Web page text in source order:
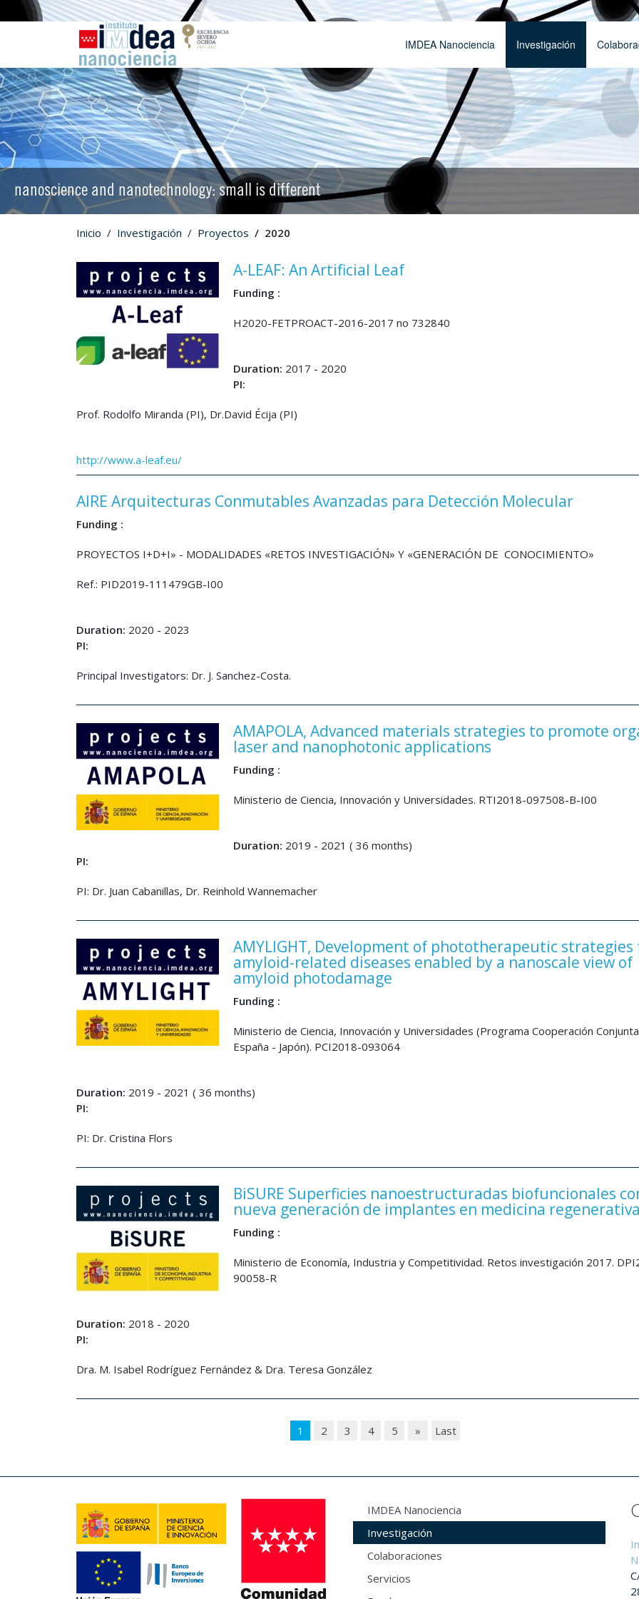
IMDEA Nanociencia Investigación
nanoscience and nanotechnology: small is different
Inicio Investigación Proyectos 2020
A-LEAF: An Artificial Leaf
Funding :
H2020-FETPROACT-2016-2017 no 732840
Duration: 2017 - 2020
PI:
Prof. Rodolfo Miranda (PI), Dr.David Écija (PI)
http://www.a-leaf.eu/
AIRE Arquitecturas Conmutables Avanzadas para Detección Molecular
Funding :
PROYECTOS I+D+I» - MODALIDADES «RETOS INVESTIGACIÓN» Y «GENERACIÓN DE CONOCIMIENTO»
Ref.: PID2019-111479GB-I00
Duration: 2020 - 2023
PI:
Principal Investigators: Dr. J. Sanchez-Costa.
AMAPOLA, Advanced materials strategies to promote
laser and nanophotonic applications
Funding :
Ministerio de Ciencia, Innovación y Universidades. RTI2018-097508-B-I00
Duration: 2019 - 2021 ( 36 months)
PI:
PI: Dr. Juan Cabanillas, Dr. Reinhold Wannemacher
AMYLIGHT, Development of phototherapeutic strategies
amyloid-related diseases enabled by a nanoscale view of
amyloid photodamage
Funding :
Ministerio de Ciencia, Innovación y Universidades (Programa Cooperación Conjunta
España - Japón). PCI2018-093064
Duration: 2019 - 2021 ( 36 months)
PI:
PI: Dr. Cristina Flors
BiSURE Superficies nanoestructuradas biofuncionales
nueva generación de implantes en medicina regenerativa
Funding :
Ministerio de Economía, Industria y Competitividad. Retos investigación 2017.
90058-R
Duration: 2018 - 2020
PI:
Dra. M. Isabel Rodríguez Fernández & Dra. Teresa González
1 2 3 4 5 » Last
IMDEA Nanociencia
Investigación
Colaboraciones
Servicios